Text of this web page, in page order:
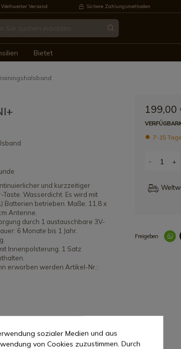
Weltweiter Versand Sichere Zahlungsmethoden
Bietet
und kurzzeitiger
Wasserdicht. Es wird mit
Batterien betrieben. Maße: 11,8 x
Antenne.
durch 1 austauschbare 3V-
6 Monate bis 1 Jahr.
Innenpolsterung. 1 Satz
erworben werden Artikel-Nr.:
199,00
7-15
- +
Freigeben
sozialer Medien und aus
von Cookies zuzustimmen. Durch